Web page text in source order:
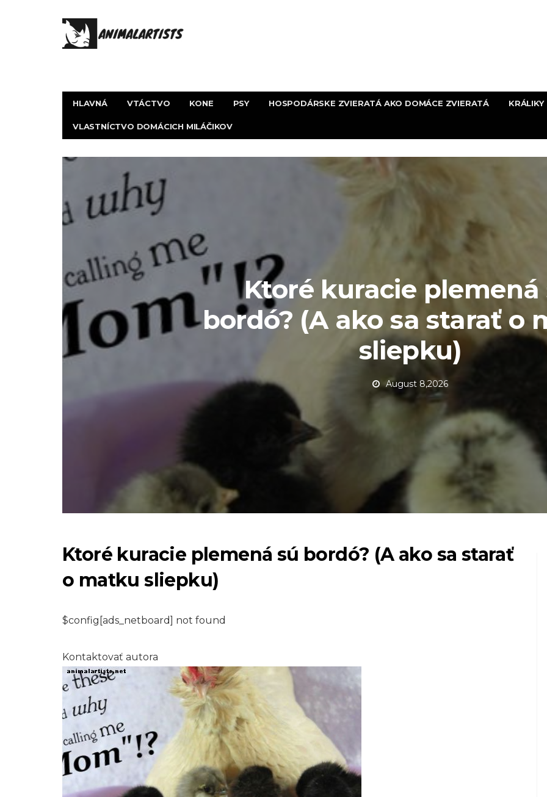
HLAVNÁ VTÁCTVO KONE PSY HOSPODÁRSKE ZVIERATÁ AKO DOMÁCE ZVIERATÁ KRÁLIKY
VLASTNÍCTVO DOMÁCICH MILÁČIKOV
Ktoré kuracie plemená
bordó? (A ako sa starať o
sliepku)
August 8,2026
Ktoré kuracie plemená sú bordó? (A ako sa starať
o matku sliepku)
$config[ads_netboard] not found
Kontaktovať autora
Divoké kone v
blízkosti Grand
Canyonu
8,2026